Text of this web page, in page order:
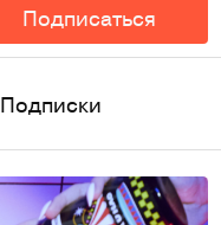
Подписаться
Подписки